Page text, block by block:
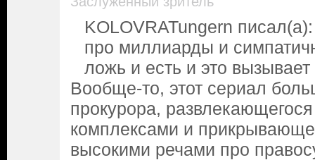
KOLOVRATungern
про миллиарды и
ложь и есть и это
Вообще-то, этот сериал
прокурора,
комплексами и
высокими речами про